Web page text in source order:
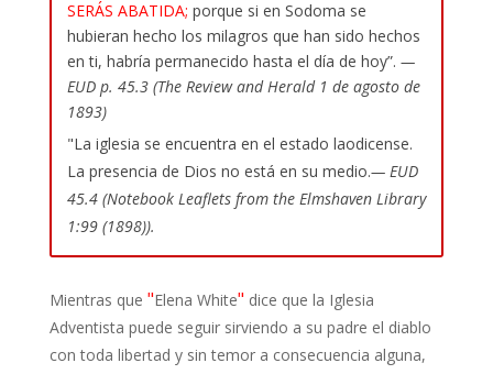
SERÁS ABATIDA; porque si en Sodoma se
hubieran hecho los milagros que han sido hechos
en ti, habría permanecido hasta el día de hoy”. —
EUD p. 45.3 (The Review and Herald 1 de agosto de
1893)
"La iglesia se encuentra en el estado laodicense.
La presencia de Dios no está en su medio.— EUD
45.4 (Notebook Leaflets from the Elmshaven Library
1:99 (1898)).
Mientras que "Elena White" dice que la Iglesia
Adventista puede seguir sirviendo a su padre el diablo
con toda libertad y sin temor a consecuencia alguna,